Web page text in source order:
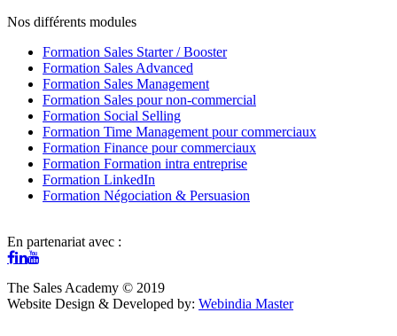
Nos différents modules
Formation Sales Starter / Booster
Formation Sales Advanced
Formation Sales Management
Formation Sales pour non-commercial
Formation Social Selling
Formation Time Management pour commerciaux
Formation Finance pour commerciaux
Formation Formation intra entreprise
Formation LinkedIn
Formation Négociation & Persuasion
En partenariat avec :
The Sales Academy © 2019
Website Design & Developed by: Webindia Master